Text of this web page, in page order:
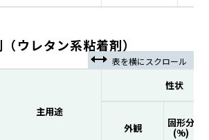
ウレタン系粘着剤）
主用途
性状
外観 固形分
(%)